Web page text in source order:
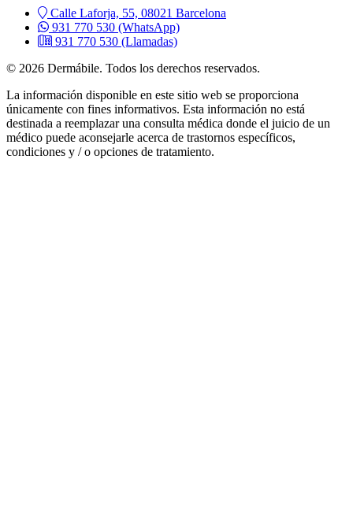
Calle Laforja, 55, 08021 Barcelona
931 770 530 (WhatsApp)
931 770 530 (Llamadas)
© 2026 Dermábile. Todos los derechos reservados.
La información disponible en este sitio web se proporciona
únicamente con fines informativos. Esta información no está
destinada a reemplazar una consulta médica donde el juicio de un
médico puede aconsejarle acerca de trastornos específicos,
condiciones y / o opciones de tratamiento.